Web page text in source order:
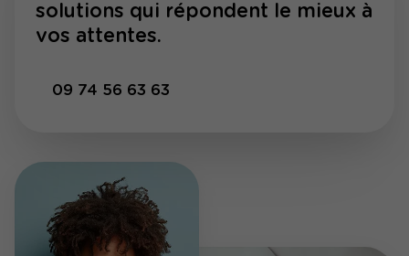
solutions qui répondent le mieux à
vos attentes.
09 74 56 63 63